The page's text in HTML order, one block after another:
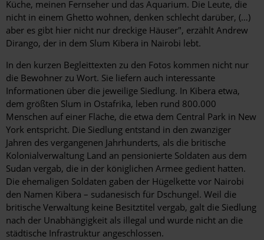
Küche, meinen Fernseher und das Aquarium. Die Leute, die
nicht in einem Ghetto wohnen, denken schlecht darüber, (…)
aber es gibt hier nicht nur dreckige Häuser", erzählt Andrew
Dirango, der in dem Slum Kibera in Nairobi lebt.
In den kurzen Begleittexten zu den Fotos kommen nicht nur
die Bewohner zu Wort. Sie liefern auch interessante
Informationen über die jeweilige Siedlung. In Kibera etwa,
dem größten Slum in Ostafrika, leben rund 800.000
Menschen auf einer Fläche, die etwa dem Central Park in New
York entspricht. Die Siedlung entstand in den zwanziger
Jahren des vergangenen Jahrhunderts, als die britische
Kolonialverwaltung Land an pensionierte Soldaten aus dem
Sudan vergab, die in der königlichen Armee gedient hatten.
Die ehemaligen Soldaten gaben der Hügelkette vor Nairobi
den Namen Kibera – sudanesisch für Dschungel. Weil die
britische Verwaltung keine Besitztitel vergab, galt die Siedlung
nach der Unabhängigkeit als illegal und wurde nicht an die
städtische Infrastruktur angeschlossen.